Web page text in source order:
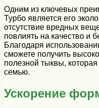
Одним из ключевых
Турбо является его
отсутствие вредных
повлиять на качество и
Благодаря
сможете получить
полезной тыквы,
семью.
Ускорение